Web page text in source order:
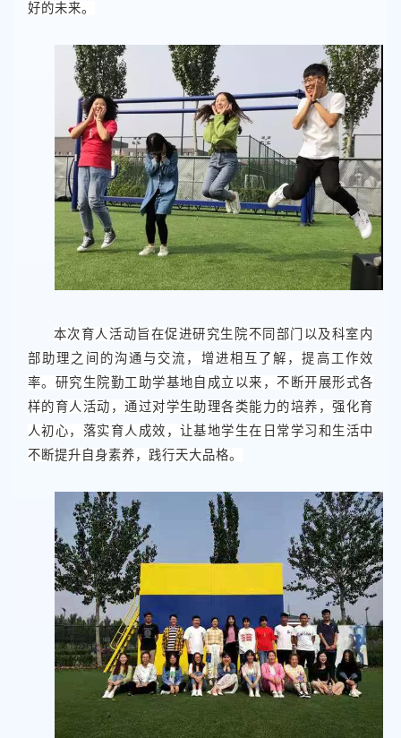
好的未来。
本次育人活动旨在促进研究生院不同部门以及科室内
部助理之间的沟通与交流，增进相互了解，提高工作效
率。研究生院勤工助学基地自成立以来，不断开展形式各
样的育人活动，通过对学生助理各类能力的培养，强化育
人初心，落实育人成效，让基地学生在日常学习和生活中
不断提升自身素养，践行天大品格。